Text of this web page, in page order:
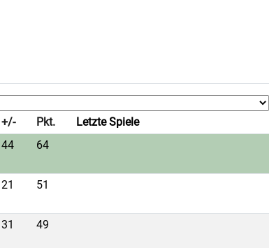
+/- Pkt.
Letzte Spiele
44 64
21 51
31 49